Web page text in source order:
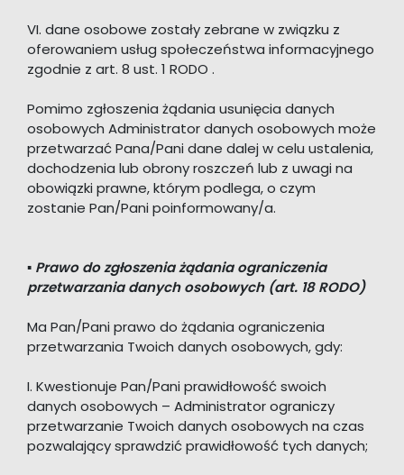
VI. dane osobowe zostały zebrane w związku z
oferowaniem usług społeczeństwa informacyjnego
zgodnie z art. 8 ust. 1 RODO .
Pomimo zgłoszenia żądania usunięcia danych
osobowych Administrator danych osobowych może
przetwarzać Pana/Pani dane dalej w celu ustalenia,
dochodzenia lub obrony roszczeń lub z uwagi na
obowiązki prawne, którym podlega, o czym
zostanie Pan/Pani poinformowany/a.
▪ Prawo do zgłoszenia żądania ograniczenia
przetwarzania danych osobowych (art. 18 RODO)
Ma Pan/Pani prawo do żądania ograniczenia
przetwarzania Twoich danych osobowych, gdy:
I. Kwestionuje Pan/Pani prawidłowość swoich
danych osobowych – Administrator ograniczy
przetwarzanie Twoich danych osobowych na czas
pozwalający sprawdzić prawidłowość tych danych;